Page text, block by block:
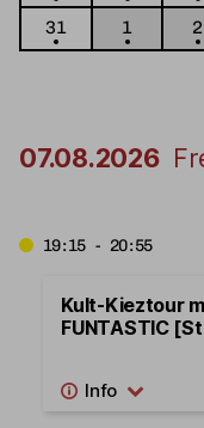
31
1 2
07.08.2026
19:15 - 20:55
Kult-Kieztour
FUNTASTIC